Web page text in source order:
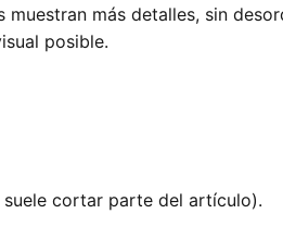
más detalles, sin
posible.
cortar parte del artículo).